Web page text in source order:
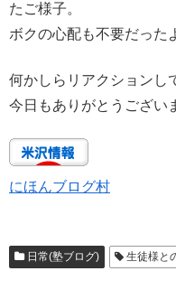
たご様子。
ボクの心配も不要だった
何かしらリアクションし
今日もありがとうござい
にほんブログ村
日常(塾ブログ) 生徒様と